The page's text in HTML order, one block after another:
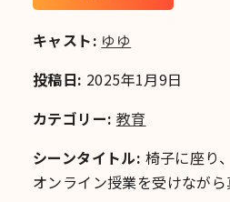
キャスト: ゆゆ
投稿日: 2025年1月9日
カテゴリー: 教育
シーンタイトル: 椅子に座り
オンライン授業を受けなが